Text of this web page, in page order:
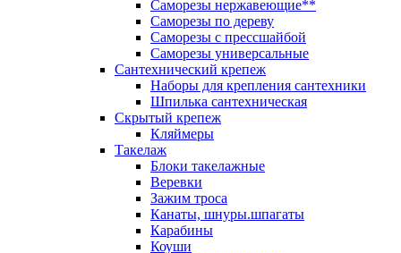
Саморезы нержавеющие**
Саморезы по дереву
Саморезы с прессшайбой
Саморезы универсальные
Сантехнический крепеж
Наборы для крепления сантехники
Шпилька сантехническая
Скрытый крепеж
Кляймеры
Такелаж
Блоки такелажные
Веревки
Зажим троса
Канаты, шнуры.шпагаты
Карабины
Коуши